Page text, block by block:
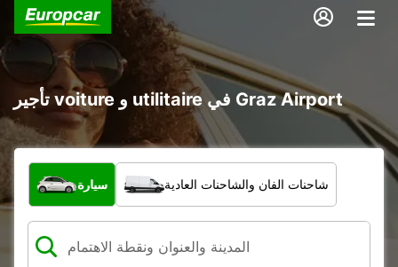
تأجير voiture و utilitaire في Graz Airport
ما نوع المركبة؟
سيارة شاحنات الفان والشاحنات العادية